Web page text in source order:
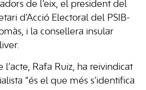
de l’eix, el president del
d’Acció Electoral del PSIB-
i la consellera insular
Rafa Ruiz, ha reivindicat
“és el que més s’identifica